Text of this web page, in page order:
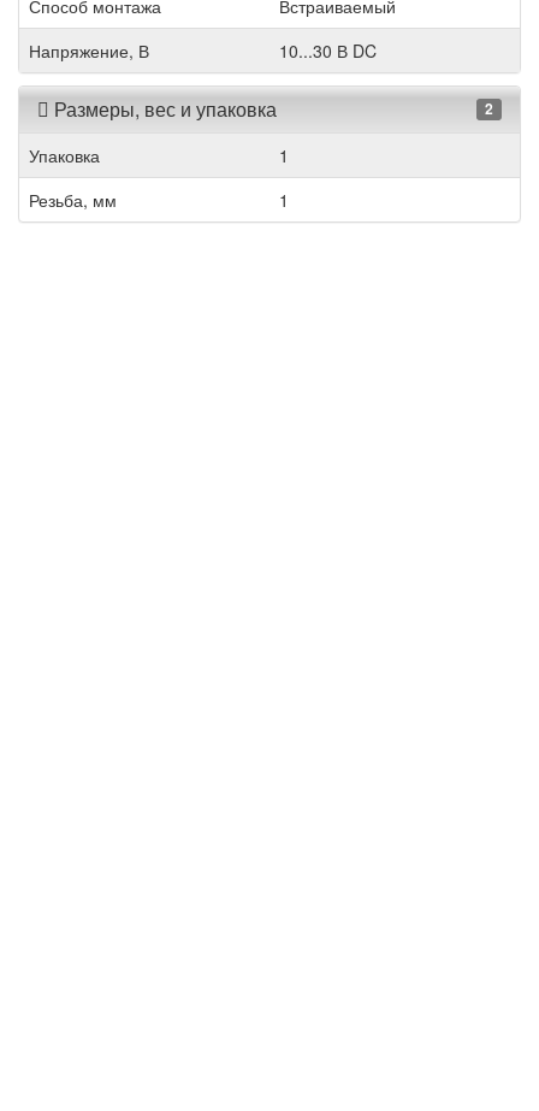
Способ монтажа
Встраиваемый
Напряжение, В
10...30 В DC
Размеры, вес и упаковка 2
Упаковка
1
Резьба, мм
1